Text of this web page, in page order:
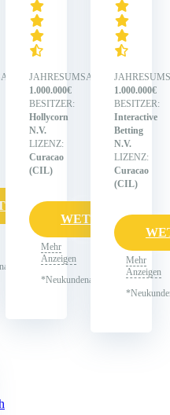
JAHRESUMSATZ:
1.000.000€
BESITZER:
Hollycorn
N.V.
LIZENZ:
Curacao
(CIL)
WETTEN
Mehr
Anzeigen
*Neukundenangebot
1.000.000€
BESITZER:
Interactive
Betting
N.V.
LIZENZ:
Curacao
(CIL)
Mehr
Anzeigen